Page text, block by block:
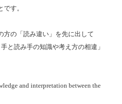
す。
方の「読み違い」を先に出して
と読み手の知識や考え方の相違」
and interpretation between the